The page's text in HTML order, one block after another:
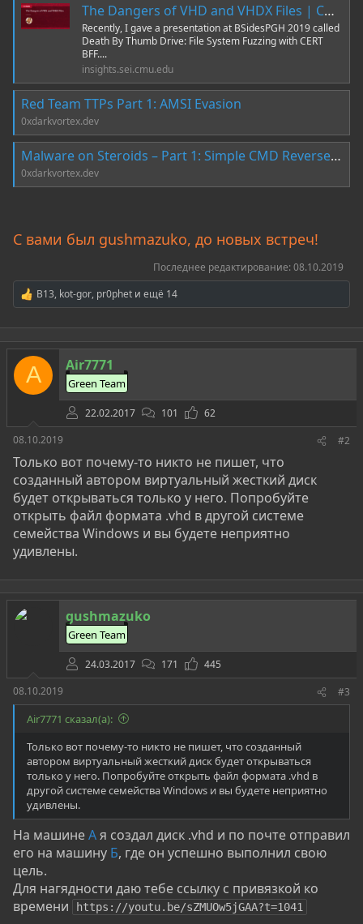
The Dangers of VHD and VHDX Files | CMU Software Engineering Institute
Recently, I gave a presentation at BSidesPGH 2019 called
Death By Thumb Drive: File System Fuzzing with CERT
BFF....
insights.sei.cmu.edu
Red Team TTPs Part 1: AMSI Evasion
0xdarkvortex.dev
Malware on Steroids – Part 1: Simple CMD Reverse Shell
0xdarkvortex.dev
С вами был gushmazuko, до новых встреч!
Последнее редактирование: 08.10.2019
Р
е
а
ц
и
:
B13, kot-gor, pr0phet и ещё 14
A Air7771
Green Team
22.02.2017 101
62
08.10.2019
#2
Только вот почему-то никто не пишет, что
созданный автором виртуальный жесткий диск
будет открываться только у него. Попробуйте
открыть файл формата .vhd в другой системе
семейства Windows и вы будете неприятно
удивлены.
gushmazuko
Green Team
24.03.2017 171
445
08.10.2019
#3
Air7771 сказал(а):
Только вот почему-то никто не пишет, что созданный
автором виртуальный жесткий диск будет открываться
только у него. Попробуйте открыть файл формата .vhd в
другой системе семейства Windows и вы будете неприятно
удивлены.
На машинеАя создал диск .vhd и по почте отправил
его на машину Б, где он успешно выполнил свою
цель.
Для нагядности даю тебе ссылку с привязкой ко
времени
https://youtu.be/sZMUOw5jGAA?t=1041